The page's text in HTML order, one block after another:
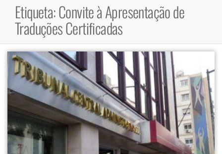
Etiqueta:Convite à Apresentação de
Traduções Certificadas